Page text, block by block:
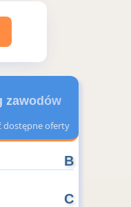
zawodów
dostępne oferty
B
C